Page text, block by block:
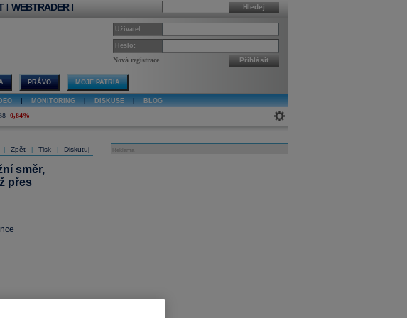
Hledej
| WEBTRADER |
Uživatel:
Heslo:
Nová registrace Přihlásit
PRÁVO MOJE PATRIA
MONITORING DISKUSE BLOG
-0,84%
Zpět Tisk Diskutuj
směr,
přes
Reklama